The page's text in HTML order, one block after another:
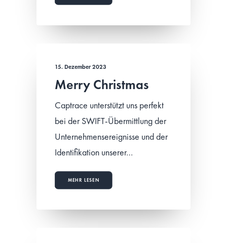
15. Dezember 2023
Merry Christmas
Captrace unterstützt uns perfekt
bei der SWIFT-Übermittlung der
Unternehmensereignisse und der
Identifikation unserer…
MEHR LESEN